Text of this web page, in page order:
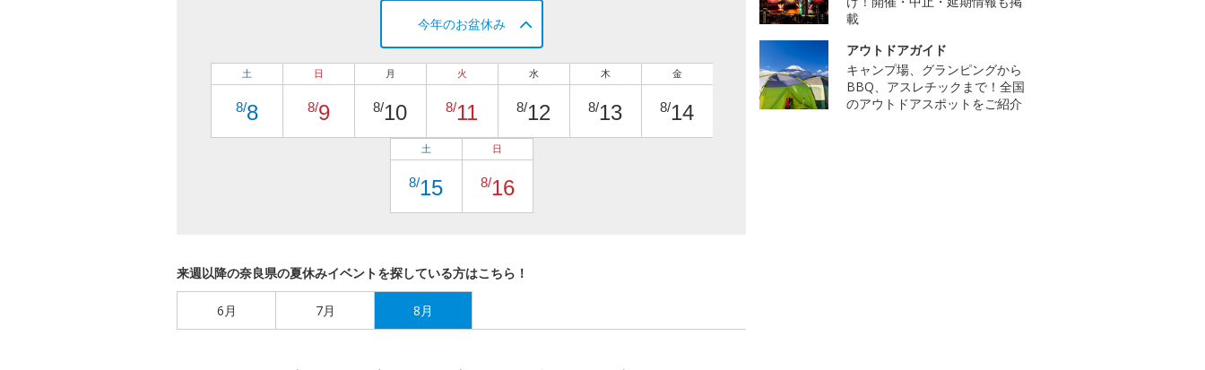
今年のお盆休み
土
8/8
日
8/9
月
8/10
火
8/11
水
8/12
木
8/13
金
8/14
土
8/15
日
8/16
来週以降の奈良県の夏休みイベントを探している方はこちら！
6月 7月 8月
載
アウトドアガイド
キャンプ場、グランピングから
BBQ、アスレチックまで！全国
のアウトドアスポットをご紹介